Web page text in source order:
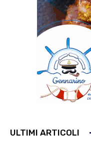
ULTIMI ARTICOLI